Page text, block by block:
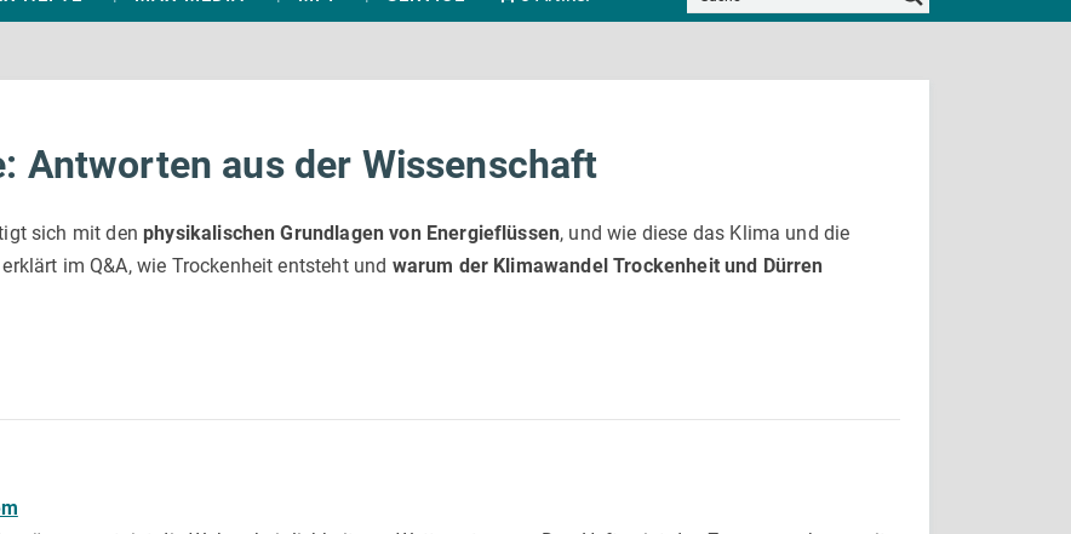
Antworten aus der Wissenschaft
sich mit denphysikalischen Grundlagen von Energieflüssen, und wie diese das Klima und die
im Q&A, wie Trockenheit entsteht und warum der Klimawandel Trockenheit und Dürren